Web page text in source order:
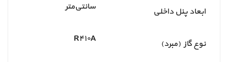
ابعاد پنل داخلی سانتی‌متر
نوع گاز (مبرد) R۴۱۰A